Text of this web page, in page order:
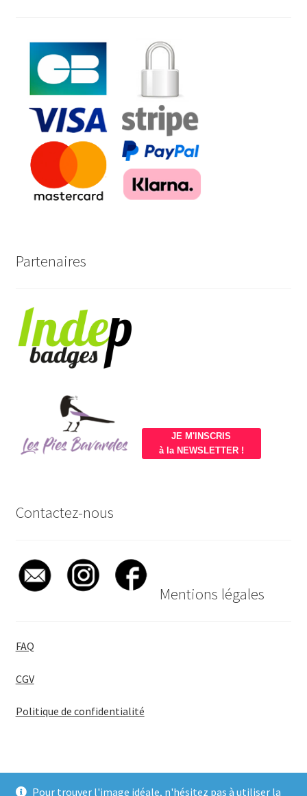
Pour trouver l'image idéale, n'hésitez pas à utiliser la
Partenaires
JE M'INSCRIS
à la NEWSLETTER !
Contactez-nous
Mentions légales
FAQ
CGV
Politique de confidentialité